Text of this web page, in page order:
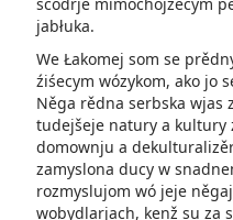
jabłuka.
We Łakomej som se
źiśecym wózykom, ako jo
Něga rědna serbska wjas
tudejšeje natury a kultury
domownju a
zamyslona ducy w
rozmyslujom wó jeje
wobydlarjach, kenž su za